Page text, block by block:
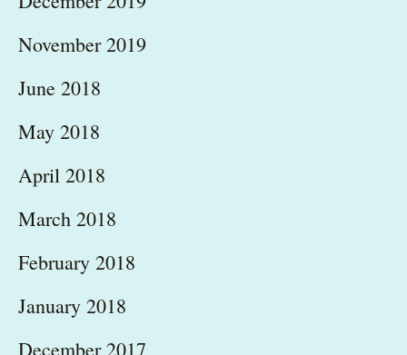
November 2019
June 2018
May 2018
April 2018
March 2018
February 2018
January 2018
December 2017